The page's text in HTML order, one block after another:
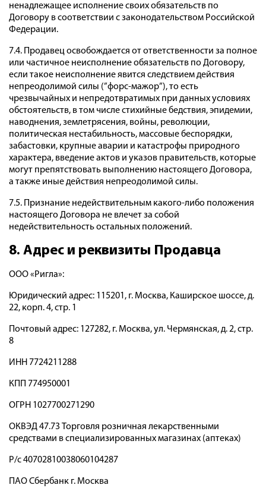
ненадлежащее исполнение своих обязательств по
Договору в соответствии с законодательством Российской
Федерации.
7.4. Продавец освобождается от ответственности за полное
или частичное неисполнение обязательств по Договору,
если такое неисполнение явится следствием действия
непреодолимой силы (”форс-мажор”), то есть
чрезвычайных и непредотвратимых при данных условиях
обстоятельств, в том числе стихийные бедствия, эпидемии,
наводнения, землетрясения, войны, революции,
политическая нестабильность, массовые беспорядки,
забастовки, крупные аварии и катастрофы природного
характера, введение актов и указов правительств, которые
могут препятствовать выполнению настоящего Договора,
а также иные действия непреодолимой силы.
7.5. Признание недействительным какого-либо положения
настоящего Договора не влечет за собой
недействительность остальных положений.
8. Адрес и реквизиты Продавца
ООО «Ригла»:
Юридический адрес: 115201, г. Москва, Каширское шоссе, д.
22, корп. 4, стр. 1
Почтовый адрес: 127282, г. Москва, ул. Чермянская, д. 2, стр.
8
ИНН 7724211288
КПП 774950001
ОГРН 1027700271290
ОКВЭД 47.73 Торговля розничная лекарственными
средствами в специализированных магазинах (аптеках)
Р/с 40702810038060104287
ПАО Сбербанк г. Москва